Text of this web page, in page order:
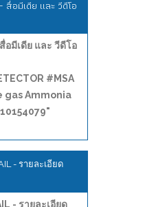
สื่อมีเดีย และ วีดีโอ
อมีเดีย และ วีดีโอ
#MSA
gas Ammonia
- รายละเอียด
- รายละเอียด